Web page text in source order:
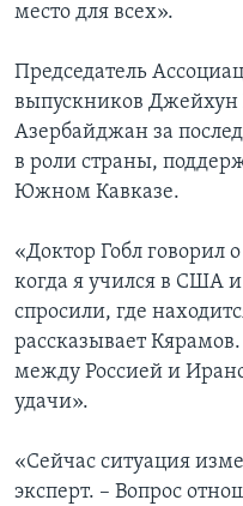
место для всех».
Председатель
выпускников Джейхун
Азербайджан за
в роли страны,
Южном Кавказе.
«Доктор Гобл говорил
когда я учился в США
спросили, где
рассказывает Кярамов.
между Россией и
удачи».
«Сейчас ситуация
эксперт. – Вопрос